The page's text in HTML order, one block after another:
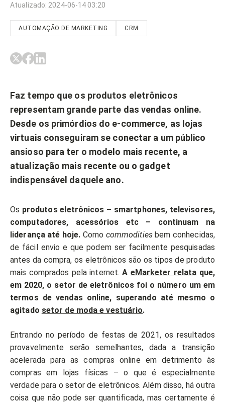
Atualizado: 2024-06-14 03:20
AUTOMAÇÃO DE MARKETING CRM
Faz tempo que os produtos eletrônicos
representam grande parte das vendas online.
Desde os primórdios do e-commerce, as lojas
virtuais conseguiram se conectar a um público
ansioso para ter o modelo mais recente, a
atualização mais recente ou o gadget
indispensável daquele ano.
Os produtos eletrônicos – smartphones, televisores,
computadores, acessórios etc – continuam na
liderança até hoje. Como commoditiesbem conhecidas,
de fácil envio e que podem ser facilmente pesquisadas
antes da compra, os eletrônicos são os tipos de produto
mais comprados pela internet.A eMarketer relata que,
em 2020, o setor de eletrônicos foi o número um em
termos de vendas online, superando até mesmo o
agitado setor de moda e vestuário.
Entrando no período de festas de 2021, os resultados
provavelmente serão semelhantes, dada a transição
acelerada para as compras online em detrimento às
compras em lojas físicas – o que é especialmente
verdade para o setor de eletrônicos. Além disso, há outra
coisa que não pode ser quantificada, mas certamente é